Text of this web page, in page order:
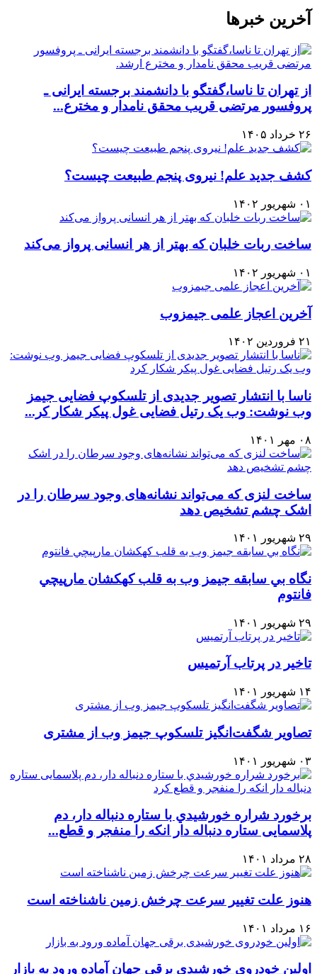
آخرین خبرها
از تهران تا ناسا،گفتگو با دانشمند برجسته ایرانی ـ
پروفسور مرتضی قریب محقق نامدار و مخترع...
۲۶ خرداد ۱۴۰۵
کشف جدید علم! نیروی پنجم طبیعت چیست؟
۰۱ شهریور ۱۴۰۲
ساخت ربات خلبان که بهتر از هر انسانی پرواز می‌کند
۰۱ شهریور ۱۴۰۲
آخرین اعجاز علمی جیمزوب
۲۱ فروردین ۱۴۰۲
ناسا با انتشار تصویر جدیدی از تلسکوپ فضایی جیمز
وب نوشت: وب یک رتیل فضایی غول پیکر شکار کر...
۰۸ مهر ۱۴۰۱
ساخت لنزی که می‌تواند نشانه‌های وجود سرطان را در
اشک چشم تشخیص دهد
۲۹ شهریور ۱۴۰۱
نگاه بي سابقه جيمز وب به قلب كهكشان مارپيچي
فانتوم
۲۹ شهریور ۱۴۰۱
تاخیر در پرتاب آرتمیس
۱۴ شهریور ۱۴۰۱
تصاویر شگفت‌انگیز تلسکوپ جیمز وب از مشتری
۰۳ شهریور ۱۴۰۱
برخورد شراره خورشيدي با ستاره دنباله دار، دم
پلاسمایی ستاره دنباله دار انکه را منفجر و قطع...
۲۸ مرداد ۱۴۰۱
هنوز علت تغيير سرعت چرخش زمين ناشناخته است
۱۶ مرداد ۱۴۰۱
اولین خودروی خورشیدی برقی جهان آماده ورود به بازار